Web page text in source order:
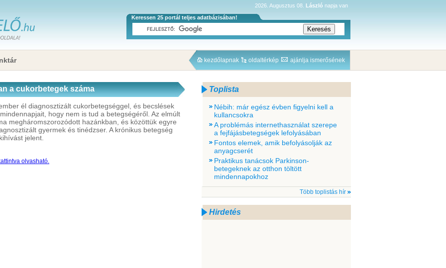
2026. Augusztus 08. László napja van
Keressen 25 portál teljes adatbázisában!
kezdőlapnak oldaltérkép ajánlja ismerősének
a cukorbetegek száma
él diagnosztizált cukorbetegséggel, és becslések
hogy nem is tud a betegségéről. Az elmúlt
megháromszorozódott hazánkban, és közöttük egyre
gyermek és tinédzser. A krónikus betegség
jelent.
olvasható.
Toplista
Nébih: már egész évben figyelni kell a
kullancsokra
A problémás internethasználat szerepe
a fejfájásbetegségek lefolyásában
Fontos elemek, amik befolyásolják az
anyagcserét
Praktikus tanácsok Parkinson-
betegeknek az otthon töltött
mindennapokhoz
Több toplistás hír
Hirdetés